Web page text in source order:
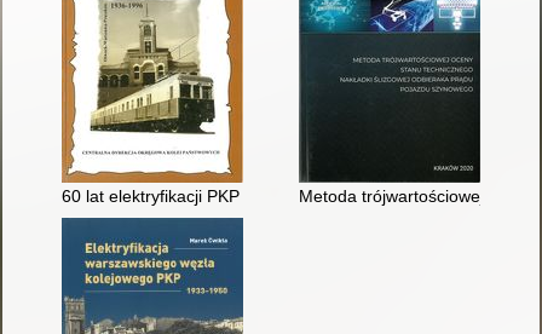
60 lat elektryfikacji PKP : praca zbiorowaMetoda trójwartościowej